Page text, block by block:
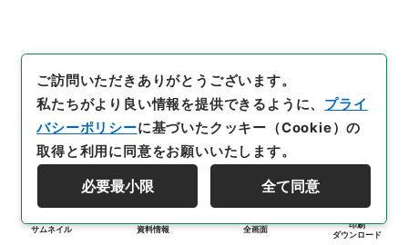
サムネイル 資料情報 全画面
印刷
ダウンロード
ご訪問いただきありがとうございます。
私たちがより良い情報を提供できるように、 プライ
バシーポリシーに基づいたクッキー（Cookie）の
取得と利用に同意をお願いいたします。
必要最小限 全て同意